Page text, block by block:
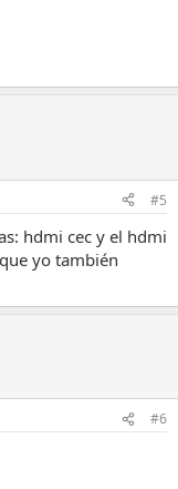
#5
hdmi cec y el hdmi
yo también
#6